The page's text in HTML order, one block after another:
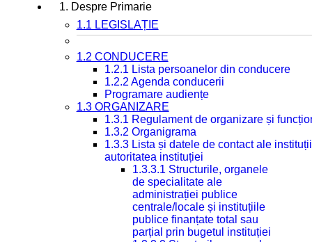
1. Despre Primarie
1.1 LEGISLAȚIE
1.2 CONDUCERE
1.2.1 Lista persoanelor din conducere
1.2.2 Agenda conducerii
Programare audiențe
1.3 ORGANIZARE
1.3.1 Regulament de organizare și
1.3.2 Organigrama
1.3.3 Lista și datele de contact ale
autoritatea instituției
1.3.3.1 Structurile, organele
de specialitate ale
administrației publice
centrale/locale și instituțiile
publice finanțate total sau
parțial prin bugetul instituției